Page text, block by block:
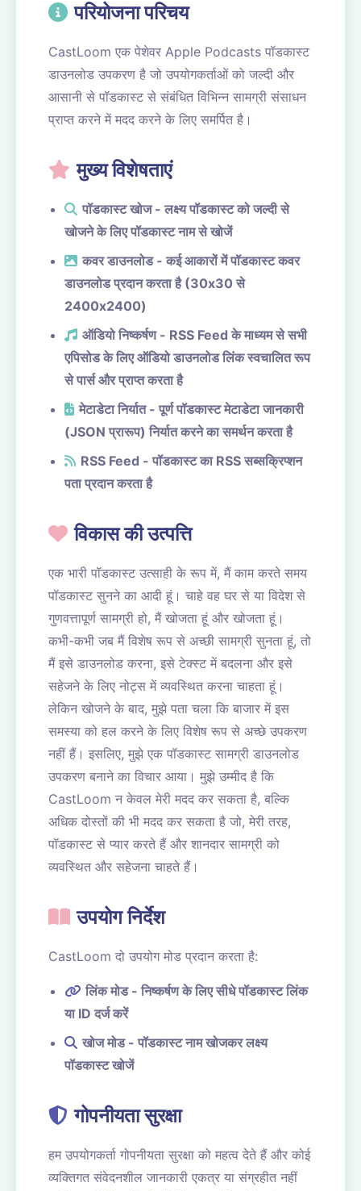
परियोजना परिचय
CastLoom एक पेशेवर Apple Podcasts पॉडकास्ट
डाउनलोड उपकरण है जो उपयोगकर्ताओं को जल्दी और
आसानी से पॉडकास्ट से संबंधित विभिन्न सामग्री संसाधन
प्राप्त करने में मदद करने के लिए समर्पित है।
मुख्य विशेषताएं
पॉडकास्ट खोज - लक्ष्य पॉडकास्ट को जल्दी से
खोजने के लिए पॉडकास्ट नाम से खोजें
कवर डाउनलोड - कई आकारों में पॉडकास्ट कवर
डाउनलोड प्रदान करता है (30x30 से
2400x2400)
ऑडियो निष्कर्षण - RSS Feed के माध्यम से सभी
एपिसोड के लिए ऑडियो डाउनलोड लिंक स्वचालित रूप
से पार्स और प्राप्त करता है
मेटाडेटा निर्यात - पूर्ण पॉडकास्ट मेटाडेटा जानकारी
(JSON प्रारूप) निर्यात करने का समर्थन करता है
RSS Feed - पॉडकास्ट का RSS सब्सक्रिप्शन
पता प्रदान करता है
विकास की उत्पत्ति
एक भारी पॉडकास्ट उत्साही के रूप में, मैं काम करते समय
पॉडकास्ट सुनने का आदी हूं। चाहे वह घर से या विदेश से
गुणवत्तापूर्ण सामग्री हो, मैं खोजता हूं और खोजता हूं।
कभी-कभी जब मैं विशेष रूप से अच्छी सामग्री सुनता हूं, तो
मैं इसे डाउनलोड करना, इसे टेक्स्ट में बदलना और इसे
सहेजने के लिए नोट्स में व्यवस्थित करना चाहता हूं।
लेकिन खोजने के बाद, मुझे पता चला कि बाजार में इस
समस्या को हल करने के लिए विशेष रूप से अच्छे उपकरण
नहीं हैं। इसलिए, मुझे एक पॉडकास्ट सामग्री डाउनलोड
उपकरण बनाने का विचार आया। मुझे उम्मीद है कि
CastLoom न केवल मेरी मदद कर सकता है, बल्कि
अधिक दोस्तों की भी मदद कर सकता है जो, मेरी तरह,
पॉडकास्ट से प्यार करते हैं और शानदार सामग्री को
व्यवस्थित और सहेजना चाहते हैं।
उपयोग निर्देश
CastLoom दो उपयोग मोड प्रदान करता है:
लिंक मोड - निष्कर्षण के लिए सीधे पॉडकास्ट लिंक
या ID दर्ज करें
खोज मोड - पॉडकास्ट नाम खोजकर लक्ष्य
पॉडकास्ट खोजें
गोपनीयता सुरक्षा
हम उपयोगकर्ता गोपनीयता सुरक्षा को महत्व देते हैं और कोई
व्यक्तिगत संवेदनशील जानकारी एकत्र या संग्रहीत नहीं